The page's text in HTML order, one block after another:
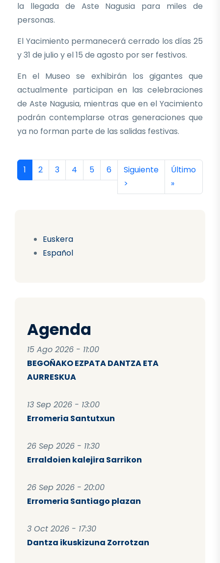
Euskera
Español
Agenda
15 Ago 2026 - 11:00
BEGOÑAKO EZPATA DANTZA ETA
AURRESKUA
13 Sep 2026 - 13:00
Erromeria Santutxun
26 Sep 2026 - 11:30
Erraldoien kalejira Sarrikon
26 Sep 2026 - 20:00
Erromeria Santiago plazan
3 Oct 2026 - 17:30
Dantza ikuskizuna Zorrotzan
la llegada de Aste Nagusia para miles de
personas.
El Yacimiento permanecerá cerrado los días 25
y 31 de julio y el 15 de agosto por ser festivos.
En el Museo se exhibirán los gigantes que
actualmente participan en las celebraciones
de Aste Nagusia, mientras que en el Yacimiento
podrán contemplarse otras generaciones que
ya no forman parte de las salidas festivas.
Paginación
Página actual
1 Página
2 Página
3 Página
4 Página
5 Página
6 Siguiente página
Siguiente
>
Última
Último
»